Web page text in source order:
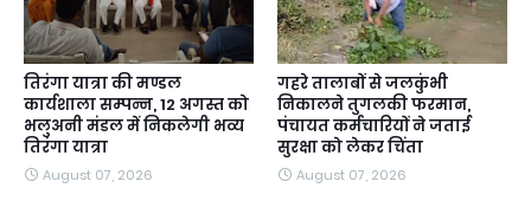
तिरंगा यात्रा की मण्डल
कार्यशाला सम्पन्न, 12 अगस्त को
भलुअनी मंडल में निकलेगी भव्य
तिरंगा यात्रा
August 07, 2026
गहरे तालाबों से जलकुंभी
निकालने तुगलकी फरमान,
पंचायत कर्मचारियों ने जताई
सुरक्षा को लेकर चिंता
August 07, 2026